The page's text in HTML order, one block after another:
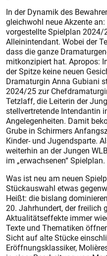
In der Dynamik des
gleichwohl neue Akzente
vorgestellte Spielplan 2024/
Alleinintendant. Wobei der
dass die ganze
mitkonzipiert hat. Apropos:
der Spitze keine neuen
Dramaturgin Anna Gubiani
2024/25 zur
Tetzlaff, die Leiterin der
stellvertretende Intendantin
Angelegenheiten. Damit
Grube in Schirmers
Kinder- und Jugendsparte.
weiterhin an der Jungen
im „erwachsenen“ Spielplan.
Was ist neu am neuen
Stückauswahl etwas
Heißt: die bislang
20. Jahrhundert, der freilich
Aktualitätseffekte immer
Texte und Thematiken
Sicht auf alte Stücke
Eröffnungsklassiker,